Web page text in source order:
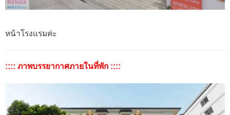
หน้าโรงแรมค่ะ
:::: ภาพบรรยากาศภายในที่พัก ::::